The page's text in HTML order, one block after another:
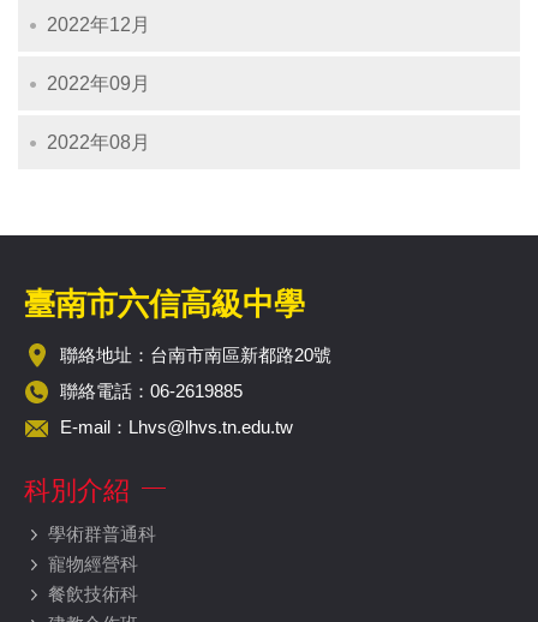
2022年12月
2022年09月
2022年08月
臺南市六信高級中學
聯絡地址：台南市南區新都路20號
聯絡電話：06-2619885
E-mail： Lhvs@lhvs.tn.edu.tw
科別介紹
學術群普通科
寵物經營科
餐飲技術科